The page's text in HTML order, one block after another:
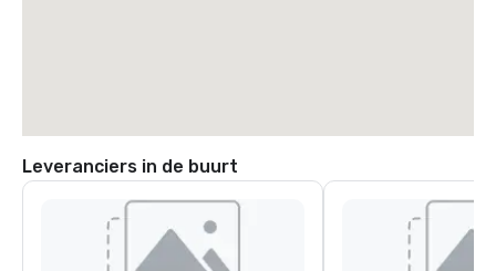
Leveranciers in de buurt